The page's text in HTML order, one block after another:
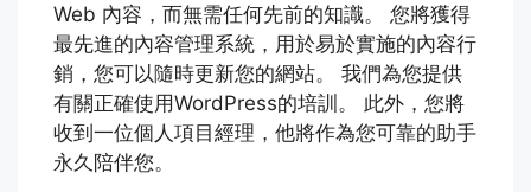
Web 內容，而無需任何先前的知識。 您將獲得
最先進的內容管理系統，用於易於實施的內容行
銷，您可以隨時更新您的網站。 我們為您提供
有關正確使用WordPress的培訓。 此外，您將
收到一位個人項目經理，他將作為您可靠的助手
永久陪伴您。